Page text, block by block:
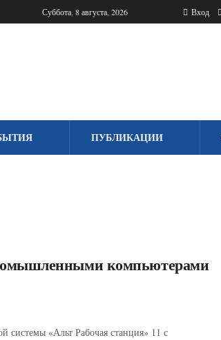
Суббота, 8 августа, 2026 Вход
ПУБЛИКАЦИИ
компьютерами
системы «Альт Рабочая станция» 11 с